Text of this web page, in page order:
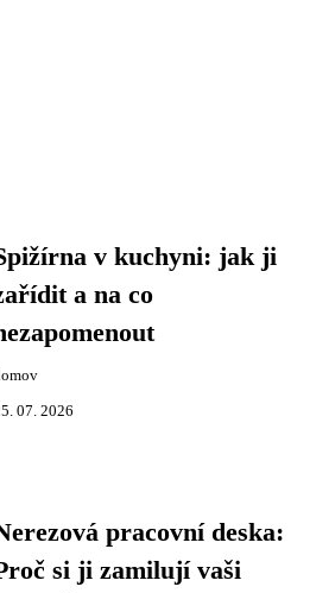
v kuchyni: jak ji
a na co
07. 2026
pracovní deska:
si ji zamilují vaši